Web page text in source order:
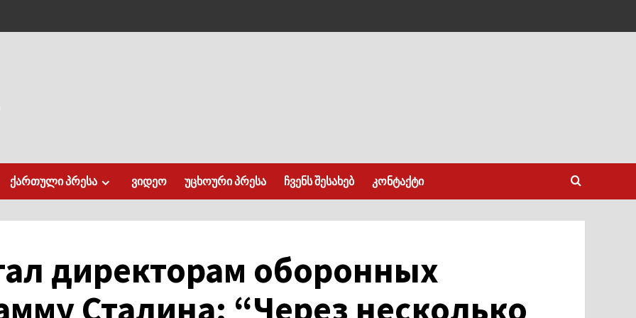
ქართული პრესა ვიდეო უცხოური პრესა ჩვენს შესახებ კონტაქტი
директорам оборонных
Сталина: “Через несколько